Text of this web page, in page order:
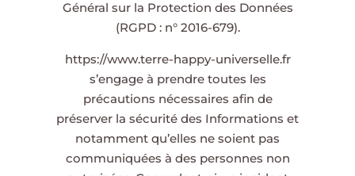
Général sur la Protection des Données
(RGPD : n° 2016-679).
https://www.terre-happy-universelle.fr
s’engage à prendre toutes les
précautions nécessaires afin de
préserver la sécurité des Informations et
notamment qu’elles ne soient pas
communiquées à des personnes non